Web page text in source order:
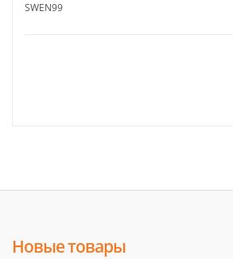
SWEN99
Новые товары